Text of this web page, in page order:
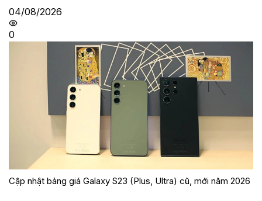
04/08/2026
0
Cập nhật bảng giá Galaxy S23 (Plus, Ultra) cũ, mới năm 2026